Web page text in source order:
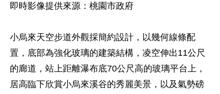
即時影像提供來源：桃園市政府
小烏來天空步道外觀採簡約設計，以幾何線條配
置，底部為強化玻璃的建築結構，凌空伸出11公尺
的廊道，站上距離瀑布底70公尺高的玻璃平台上，
居高臨下欣賞小烏來溪谷的秀麗美景，以及氣勢磅